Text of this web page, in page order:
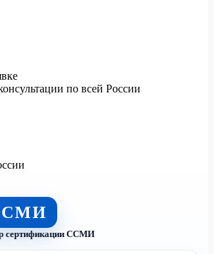
по всей России
сертификации ССМИ